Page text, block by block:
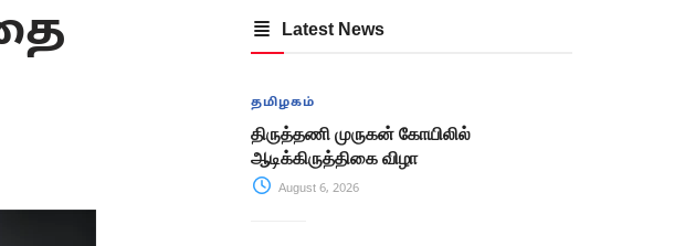
Latest News
தமிழகம்
திருத்தணி முருகன் கோயிலில்
ஆடிக்கிருத்திகை விழா
August 6, 2026